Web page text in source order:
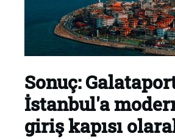
Sonuç:
İstanbul'a
giriş kapısı